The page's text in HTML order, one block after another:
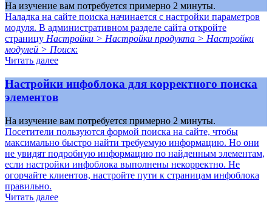
На изучение вам потребуется примерно 2 минуты.
Наладка на сайте поиска начинается с настройки параметров
модуля. В административном разделе сайта откройте
страницу Настройки > Настройки продукта > Настройки
модулей > Поиск:
Читать далее
Настройки инфоблока для корректного поиска
элементов
На изучение вам потребуется примерно 2 минуты.
Посетители пользуются формой поиска на сайте, чтобы
максимально быстро найти требуемую информацию. Но они
не увидят подробную информацию по найденным элементам,
если настройки инфоблока выполнены некорректно. Не
огорчайте клиентов, настройте пути к страницам инфоблока
правильно.
Читать далее